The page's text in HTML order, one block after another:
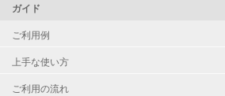
ガイド
ご利用例
上手な使い方
ご利用の流れ